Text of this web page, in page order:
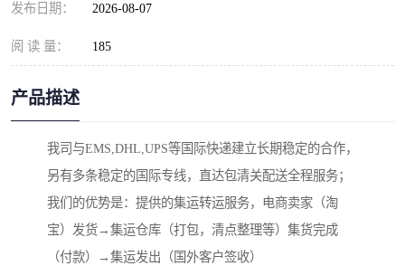
发布日期： 2026-08-07
阅 读 量： 185
产品描述
我司与EMS,DHL,UPS等国际快递建立长期稳定的合作，
另有多条稳定的国际专线，直达包清关配送全程服务；
我们的优势是：提供的集运转运服务，电商卖家（淘
宝）发货→集运仓库（打包，清点整理等）集货完成
（付款）→集运发出（国外客户签收）